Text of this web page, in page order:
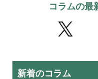
コラムの最
新着のコラム